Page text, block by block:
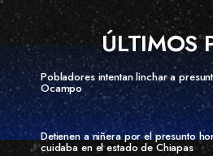
ÚLTIMOS
Pobladores intentan linchar a
Ocampo
Detienen a niñera por el presunto
cuidaba en el estado de Chiapas